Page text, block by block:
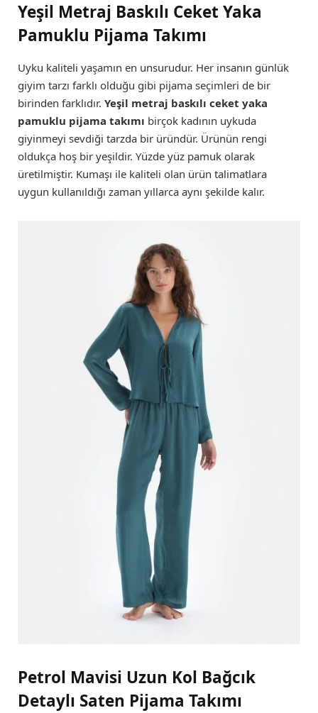
Yeşil Metraj Baskılı Ceket Yaka
Pamuklu Pijama Takımı
Uyku kaliteli yaşamın en unsurudur. Her insanın günlük
giyim tarzı farklı olduğu gibi pijama seçimleri de bir
birinden farklıdır. Yeşil metraj baskılı ceket yaka
pamuklu pijama takımı birçok kadının uykuda
giyinmeyi sevdiği tarzda bir üründür. Ürünün rengi
oldukça hoş bir yeşildir. Yüzde yüz pamuk olarak
üretilmiştir. Kumaşı ile kaliteli olan ürün talimatlara
uygun kullanıldığı zaman yıllarca aynı şekilde kalır.
Petrol Mavisi Uzun Kol Bağcık
Detaylı Saten Pijama Takımı